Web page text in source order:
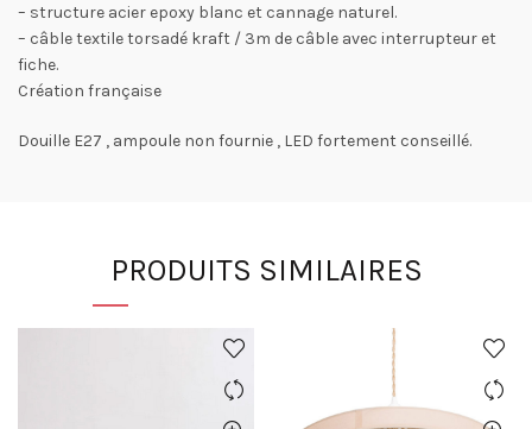
– structure acier epoxy blanc et cannage naturel.
– câble textile torsadé kraft / 3m de câble avec interrupteur et
fiche.
Création française
Douille E27 , ampoule non fournie , LED fortement conseillé.
PRODUITS SIMILAIRES